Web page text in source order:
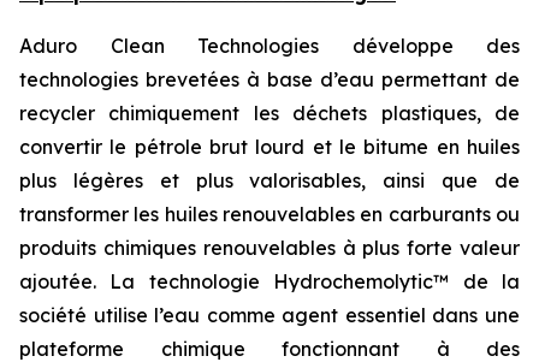
Aduro Clean Technologies développe des
technologies brevetées à base d’eau permettant de
recycler chimiquement les déchets plastiques, de
convertir le pétrole brut lourd et le bitume en huiles
plus légères et plus valorisables, ainsi que de
transformer les huiles renouvelables en carburants ou
produits chimiques renouvelables à plus forte valeur
ajoutée. La technologie Hydrochemolytic™ de la
société utilise l’eau comme agent essentiel dans une
plateforme chimique fonctionnant à des